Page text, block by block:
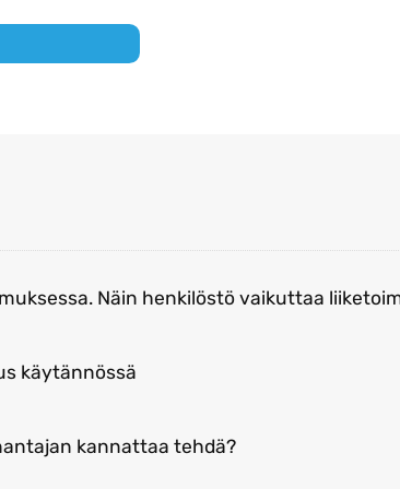
Näin henkilöstö vaikuttaa
käytännössä
kannattaa tehdä?